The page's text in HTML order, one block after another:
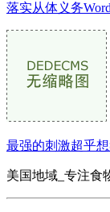
落实从体义务
最强的刺激超乎
美国地域_专注食